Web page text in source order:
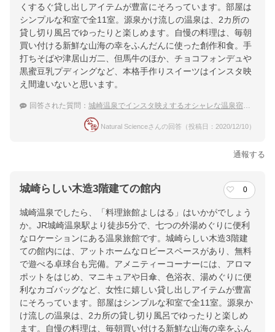
くするぐ貸し出しアイテムが豊富にそろっています。部屋は
シンプルな和室で全11室。源泉かけ流しの温泉は、2カ所の
貸し切り風呂でゆったりと楽しめます。自慢の料理は、毎朝
買い付ける新鮮な山海の幸をふんだんに使った創作和食。手
打ちそばや津居山ガ二、但馬牛のほか、チョコフォンデュや
黒蜜豆乳プディングなど、本格手作りスイーツはインスタ映
え間違いないと思います。
回答された質問： 城崎温泉でインスタ映えするオシャレな温泉宿は？
Natural Scienceさんの回答（投稿日：2020/12/10）
通報する
城崎らしい木造3階建ての館内 0
城崎温泉でしたら、「料理旅館よしはる」はいかがでしょう
か。JR城崎温泉駅より徒歩5分で、七つの外湯めぐりに便利
なロケーションにある温泉旅館です。城崎らしい木造3階建
ての館内には、アットホームなロビースペースがあり、無料
で遊べる卓球台も完備。アメニティーコーナーには、アロマ
ポットをはじめ、マニキュアや日傘、色浴衣、湯めぐりに便
利なカゴバッグなど、女性に嬉しい貸し出しアイテムが豊富
にそろっています。部屋はシンプルな和室で全11室。源泉か
け流しの温泉は、2カ所の貸し切り風呂でゆったりと楽しめ
ます。自慢の料理は、毎朝買い付ける新鮮な山海の幸をふん